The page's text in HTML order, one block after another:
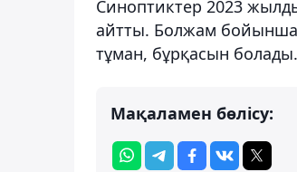
Синоптиктер 2023
айтты. Болжам бойынша,
тұман, бұрқасын болады.
Мақаламен бөлісу: